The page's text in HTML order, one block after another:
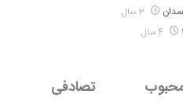
تصادفی
3 سال